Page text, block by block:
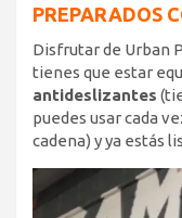
PREPARADOS
Disfrutar de Urban
tienes que estar
antideslizantes
puedes usar cada
cadena) y ya estás